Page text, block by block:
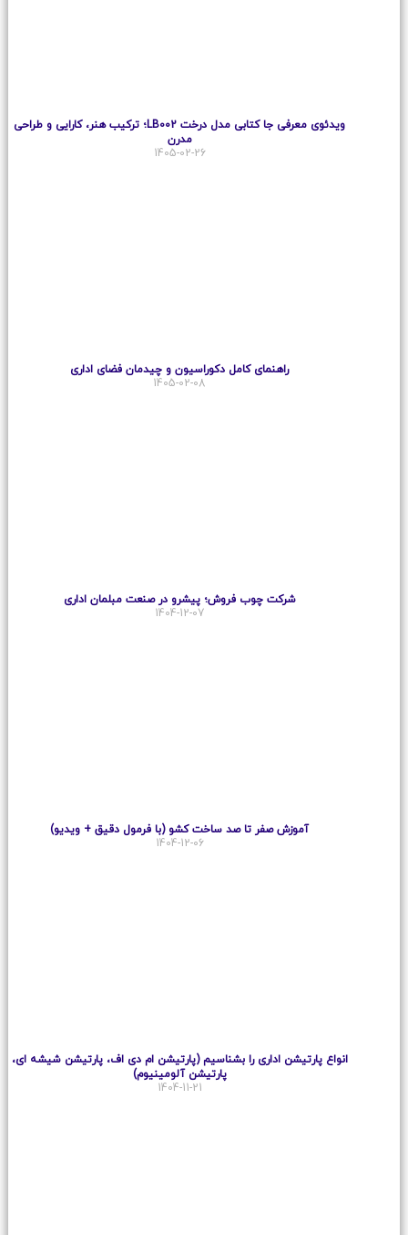
ویدئوی معرفی جا کتابی مدل درخت LB002؛ ترکیب هنر، کارایی و طراحی
مدرن
1405-02-26
راهنمای کامل دکوراسیون و چیدمان فضای اداری
1405-02-08
شرکت چوب فروش؛ پیشرو در صنعت مبلمان اداری
1404-12-07
آموزش صفر تا صد ساخت کشو (با فرمول دقیق + ویدیو)
1404-12-06
انواع پارتیشن اداری را بشناسیم (پارتیشن ام دی اف، پارتیشن شیشه ای،
پارتیشن آلومینیوم)
1404-11-21